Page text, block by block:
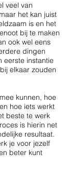
veel van
het kan juist
is en het
bij te maken
ook wel eens
dingen
eerste instantie
elkaar zouden
kunnen, hoe
hoe iets werkt
beste te werk
is hierin net
resultaat.
je voor jezelf
beter kunt